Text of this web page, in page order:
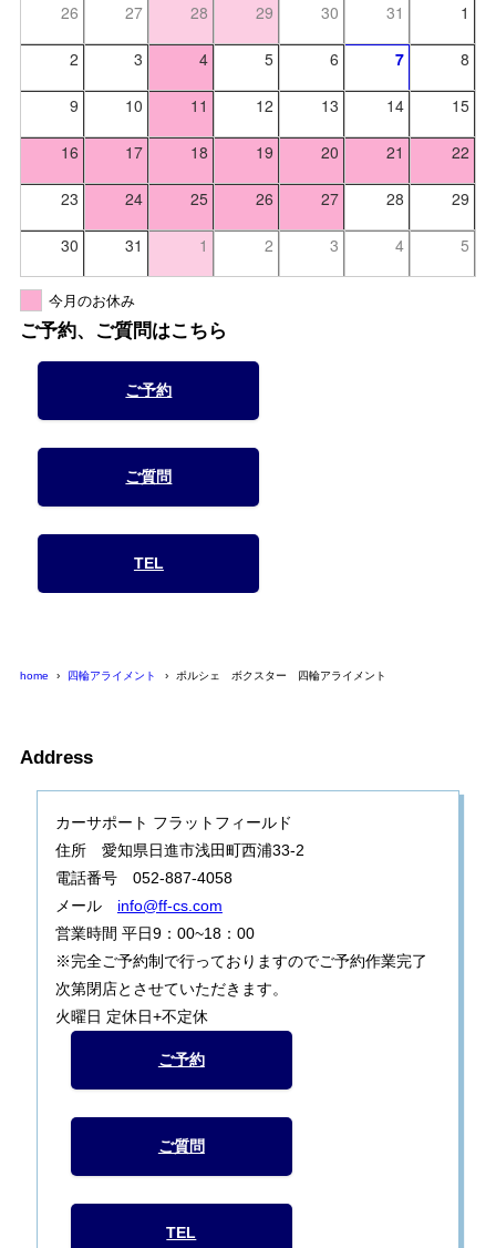
26 27 28 29 30 31 1
2 3 4 5 6 7 8
9 10 11 12 13 14 15
16 17 18 19 20 21 22
23 24 25 26 27 28 29
30 31 1 2 3 4 5
今月のお休み
ご予約、ご質問はこちら
ご予約
ご質問
TEL
home 四輪アライメント ポルシェ ボクスター 四輪アライメント
Address
カーサポート フラットフィールド
住所 愛知県日進市浅田町西浦33-2
電話番号 052-887-4058
メール info@ff-cs.com
営業時間 平日9：00~18：00
※完全ご予約制で行っておりますのでご予約作業完了
次第閉店とさせていただきます。
火曜日 定休日+不定休
ご予約
ご質問
TEL